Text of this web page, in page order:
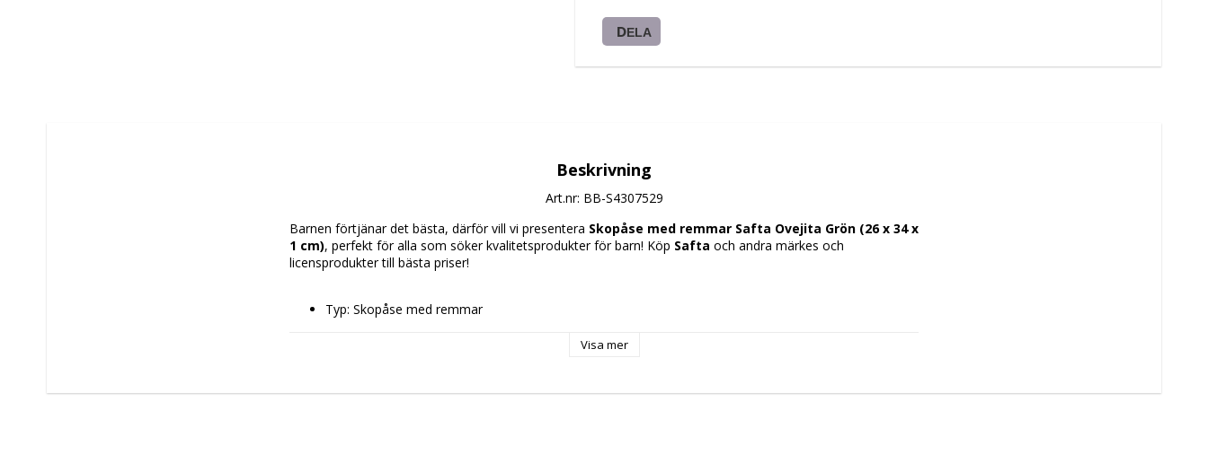
DELA
Beskrivning
Art.nr: BB-S4307529
Barnen förtjänar det bästa, därför vill vi presentera Skopåse med remmar Safta Ovejita Grön (26 x 34 x
1 cm), perfekt för alla som söker kvalitetsprodukter för barn! Köp Safta och andra märkes och
licensprodukter till bästa priser!
Typ: Skopåse med remmar
Design: Förskola
Visa mer